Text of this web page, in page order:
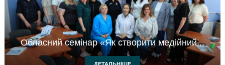
Обласний семінар «Як створити медійний...